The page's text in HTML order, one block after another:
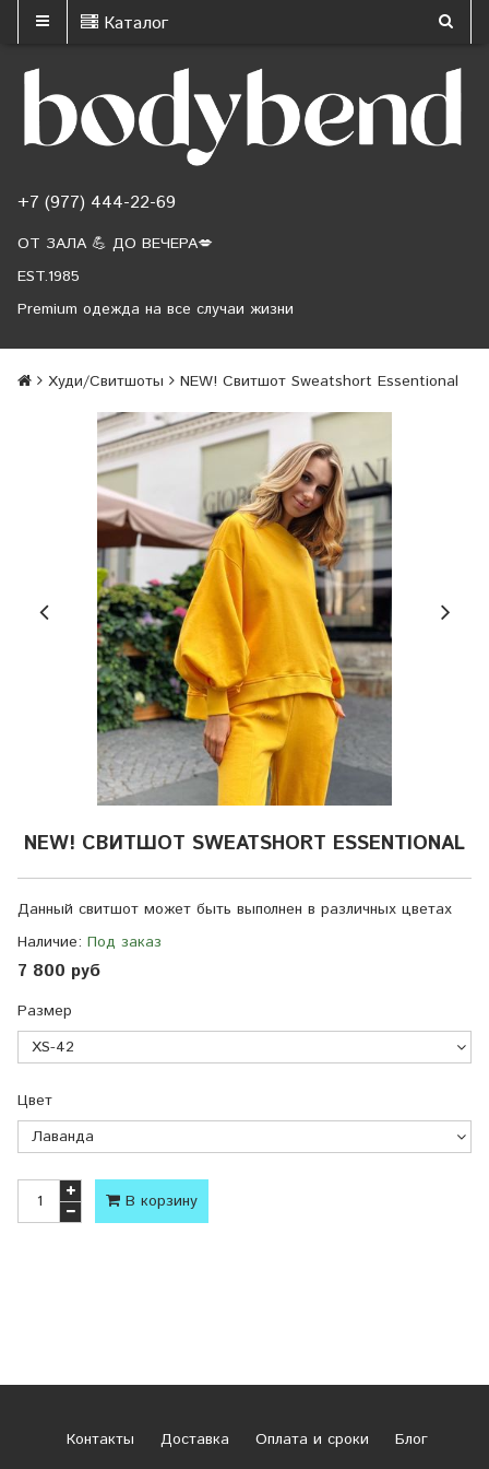
Каталог
+7 (977) 444-22-69
ОТ ЗАЛА 💪 ДО ВЕЧЕРА💋
EST.1985
Premium одежда на все случаи жизни
Худи/Свитшоты NEW! Свитшот Sweatshort Essentional
NEW! СВИТШОТ SWEATSHORT ESSENTIONAL
Данный свитшот может быть выполнен в различных цветах
Наличие: Под заказ
7 800 руб
Размер
Цвет
В корзину
Контакты Доставка Оплата и сроки Блог